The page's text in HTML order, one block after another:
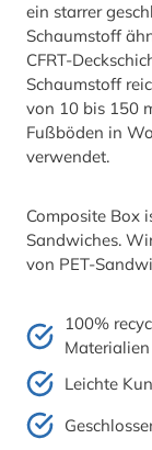
ein starrer
Schaumstoff
CFRT-
Schaumstoff
von 10 bis 150
Fußböden in
verwendet.
Composite Box
Sandwiches.
von PET-
100%
Materialien
Leichte